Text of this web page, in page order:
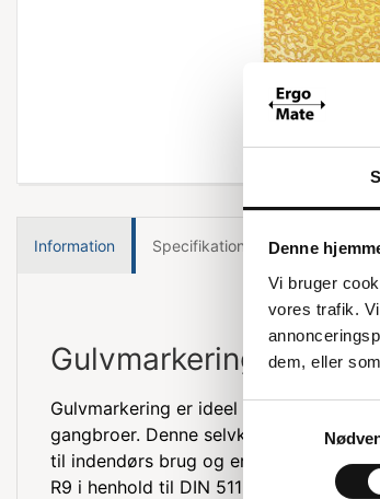
Denne
Vi bruger
vores trafik.
dem, eller
Information Specifikationer
Gulvmarkering til
Gulvmarkering er ideel til at
gangbroer. Denne selvklæbende
til indendørs brug og er både slidstærk
R9 i henhold til DIN 51130, hvilket gør